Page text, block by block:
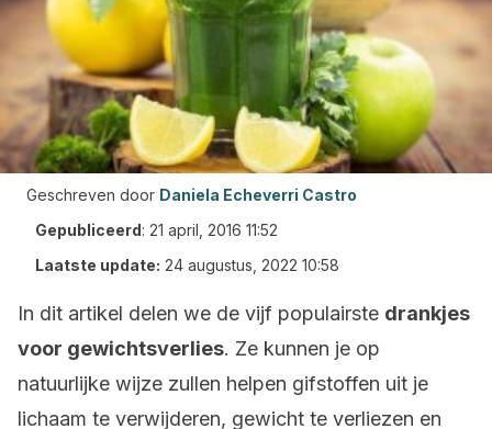
Geschreven door Daniela Echeverri Castro
Gepubliceerd: 21 april, 2016 11:52
Laatste update: 24 augustus, 2022 10:58
In dit artikel delen we de vijf populairste drankjes
voor gewichtsverlies. Ze kunnen je op
natuurlijke wijze zullen helpen gifstoffen uit je
lichaam te verwijderen, gewicht te verliezen en